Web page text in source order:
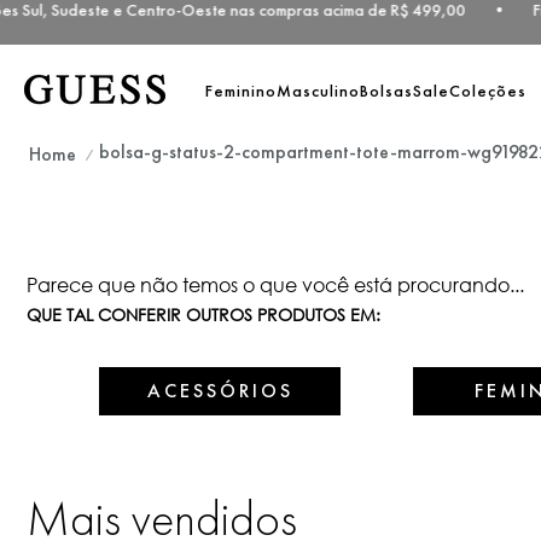
Sudeste e Centro-Oeste nas compras acima de R$ 499,00
FemininoMasculinoBolsasSaleColeções
bolsa-g-status-2-compartment-tote-marrom-
Parece que não temos o que você está procurando...
QUE TAL CONFERIR OUTROS PRODUTOS EM:
ACESSÓRIOS
Mais vendidos